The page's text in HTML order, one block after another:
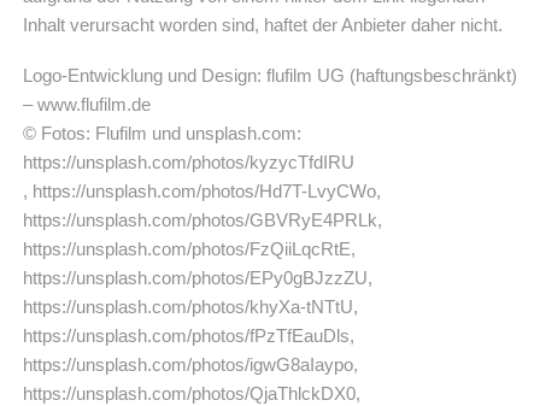
Inhalt verursacht worden sind, haftet der Anbieter daher nicht.
Logo-Entwicklung und Design: flufilm UG (haftungsbeschränkt)
– www.flufilm.de
© Fotos: Flufilm und unsplash.com:
https://unsplash.com/photos/kyzycTfdIRU
, https://unsplash.com/photos/Hd7T-LvyCWo,
https://unsplash.com/photos/GBVRyE4PRLk,
https://unsplash.com/photos/FzQiiLqcRtE,
https://unsplash.com/photos/EPy0gBJzzZU,
https://unsplash.com/photos/khyXa-tNTtU,
https://unsplash.com/photos/fPzTfEauDls,
https://unsplash.com/photos/igwG8aIaypo,
https://unsplash.com/photos/QjaThlckDX0,